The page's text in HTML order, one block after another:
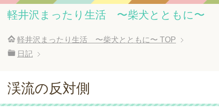
軽井沢まったり生活 〜柴犬とともに〜
軽井沢まったり生活 〜柴犬とともに〜 TOP
日記
渓流の反対側